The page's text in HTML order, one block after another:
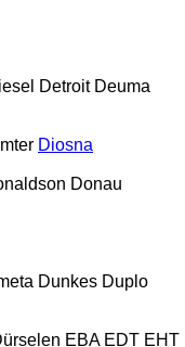
Detroit Deuma
Diosna
Donau
Dunkes Duplo
EBA EDT EHT